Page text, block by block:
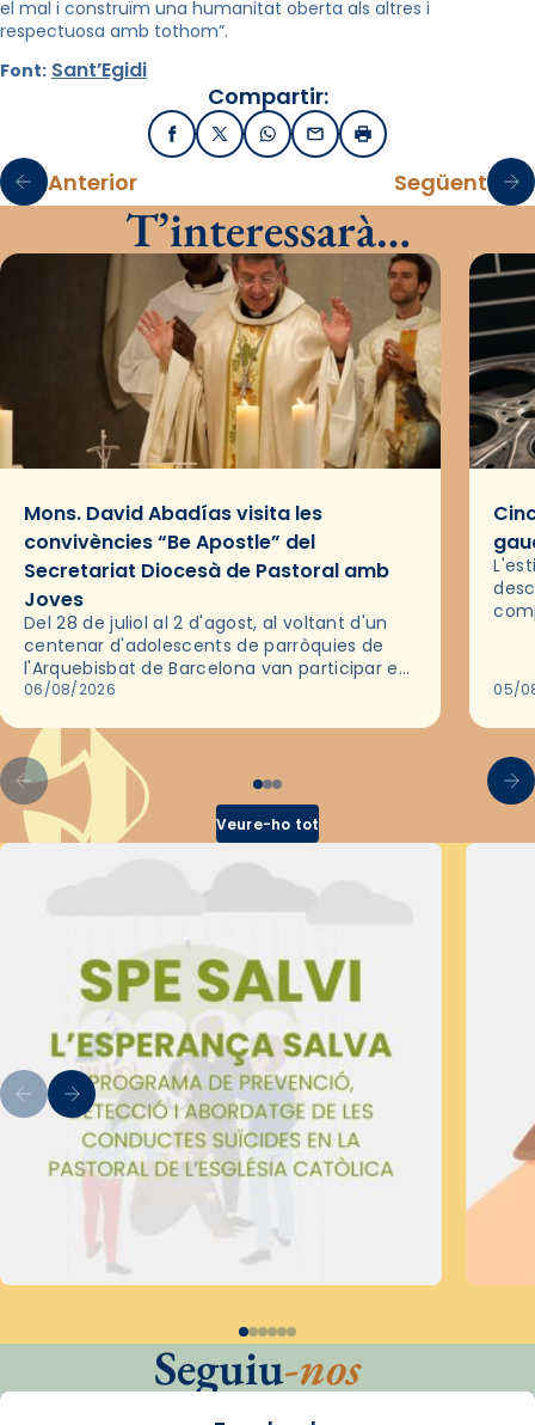
el mal i construïm una humanitat oberta als altres i
respectuosa amb tothom”.
Font: Sant’Egidi
Compartir:
FacebookX / TwitterWhatsApp
EmailImprimir
Anterior Següent
T’interessarà…
Mons. David Abadías visita les
convivències “Be Apostle” del
Secretariat Diocesà de Pastoral amb
Joves
Del 28 de juliol al 2 d'agost, al voltant d'un
centenar d'adolescents de parròquies de
l'Arquebisbat de Barcelona van participar en
les convivències Be Apostle, organitzades
06/08/2026 05/
Veure-ho tot
Seguiu-nos